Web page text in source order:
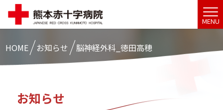
MENU
HOME お知らせ 脳神経外科_徳田高穂
お知らせ